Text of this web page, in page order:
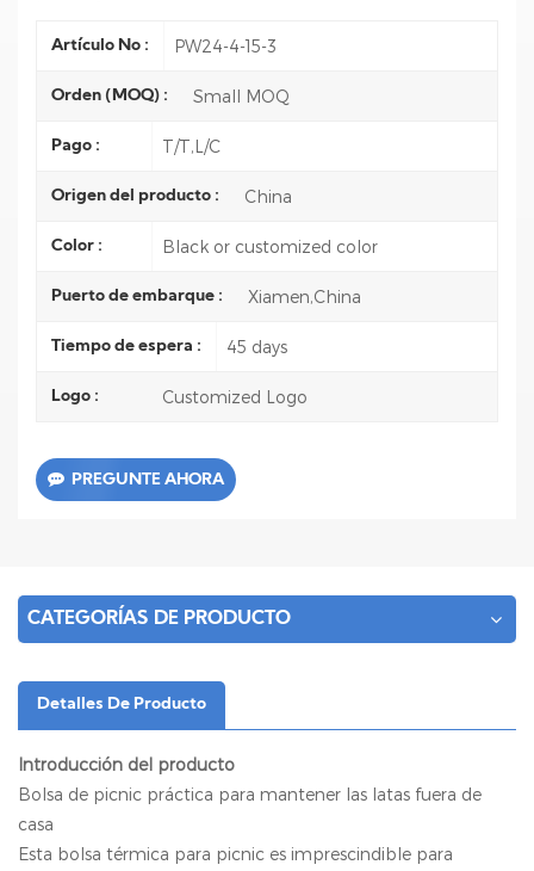
Artículo No : PW24-4-15-3
Orden (MOQ) : Small MOQ
Pago : T/T,L/C
Origen del producto : China
Color : Black or customized color
Puerto de embarque : Xiamen,China
Tiempo de espera : 45 days
Logo : Customized Logo
PREGUNTE AHORA
CATEGORÍAS DE PRODUCTO
Detalles De Producto
Introducción del producto
Bolsa de picnic práctica para mantener las latas fuera de
casa
Esta bolsa térmica para picnic es imprescindible para